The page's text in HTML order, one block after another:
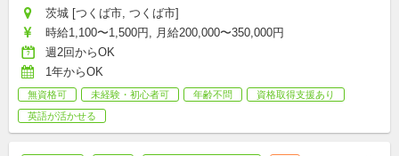
茨城 [つくば市, つくば市]
時給1,100〜1,500円, 月給200,000〜350,000円
週2回からOK
1年からOK
無資格可 未経験・初心者可 年齢不問
資格取得支援あり
英語が活かせる